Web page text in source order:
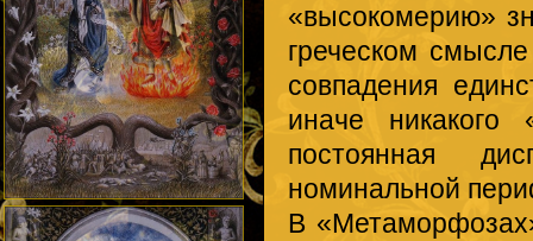
«высокомерию»
греческом
совпадения
иначе никакого
постоянная
номинальной
В